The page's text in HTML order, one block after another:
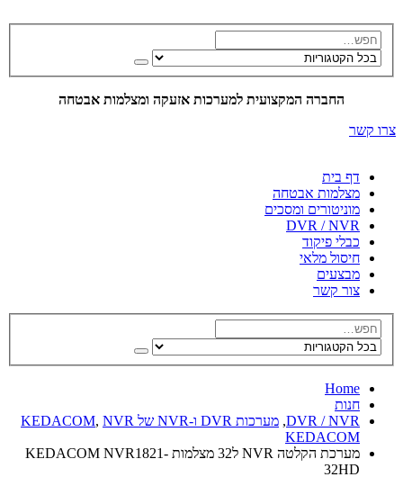
החברה המקצועית למערכות אזעקה ומצלמות אבטחה
צרו קשר
דף בית
מצלמות אבטחה
מוניטורים ומסכים
DVR / NVR
כבלי פיקוד
חיסול מלאי
מבצעים
צור קשר
Home
חנות
DVR / NVR
, מערכות DVR ו-NVR של KEDACOM , NVR
KEDACOM
מערכת הקלטה NVR ל32 מצלמות KEDACOM NVR1821-
32HD